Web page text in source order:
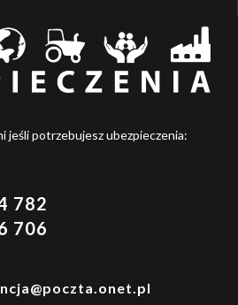
jeśli potrzebujesz ubezpieczenia:
782
706